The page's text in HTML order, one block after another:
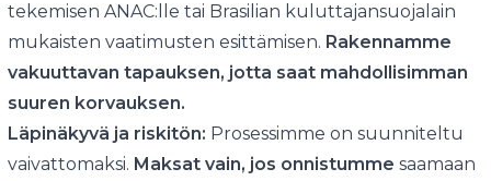
tekemisen ANAC:lle tai Brasilian kuluttajansuojalain
mukaisten vaatimusten esittämisen. Rakennamme
vakuuttavan tapauksen, jotta saat mahdollisimman
suuren korvauksen.
Läpinäkyvä ja riskitön: Prosessimme on suunniteltu
vaivattomaksi. Maksat vain, jos onnistumme saamaan